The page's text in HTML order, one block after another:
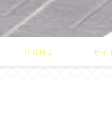
ＨＯＭＥ サイ